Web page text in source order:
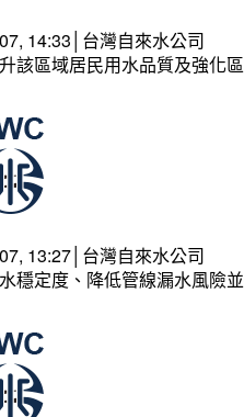
14:33│台灣自來水公司
該區域居民用水品質及強化
13:27│台灣自來水公司
穩定度、降低管線漏水風險